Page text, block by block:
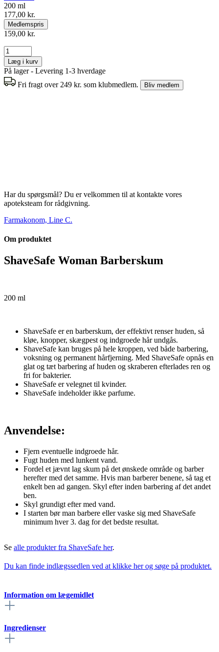
200 ml
177,00 kr.
Medlemspris
159,00 kr.
Læg i kurv
På lager - Levering 1-3 hverdage
Fri fragt over 249 kr. som klubmedlem.
Bliv medlem
Har du spørgsmål? Du er velkommen til at kontakte vores
apoteksteam for rådgivning.
Farmakonom, Line C.
Om produktet
ShaveSafe Woman Barberskum
200 ml
ShaveSafe er en barberskum, der effektivt renser huden, så
kløe, knopper, skægpest og indgroede hår undgås.
ShaveSafe kan bruges på hele kroppen, ved både barbering,
voksning og permanent hårfjerning. Med ShaveSafe opnås en
glat og tæt barbering af huden og skraberen efterlades ren og
fri for bakterier.
ShaveSafe er velegnet til kvinder.
ShaveSafe indeholder ikke parfume.
Anvendelse:
Fjern eventuelle indgroede hår.
Fugt huden med lunkent vand.
Fordel et jævnt lag skum på det ønskede område og barber
herefter med det samme. Hvis man barberer benene, så tag et
enkelt ben ad gangen. Skyl efter inden barbering af det andet
ben.
Skyl grundigt efter med vand.
I starten bør man barbere eller vaske sig med ShaveSafe
minimum hver 3. dag for det bedste resultat.
Se alle produkter fra ShaveSafe her.
Du kan finde indlægssedlen ved at klikke her og søge på produktet.
Information om lægemidlet
Ingredienser